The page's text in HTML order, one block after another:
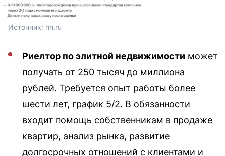
Источник: hh.ru
Риелтор по элитной недвижимости может
получать от 250 тысяч до миллиона
рублей. Требуется опыт работы более
шести лет, график 5/2. В обязанности
входит помощь собственникам в продаже
квартир, анализ рынка, развитие
долгосрочных отношений с клиентами и